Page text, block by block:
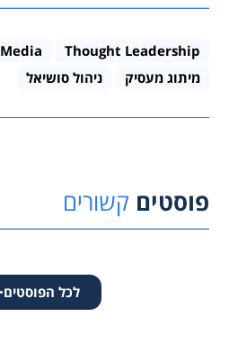
Media Thought Leadership
מיתוג מעסיק
ניהול סושיאל
פוסטים קשורים
לכל הפוסטים